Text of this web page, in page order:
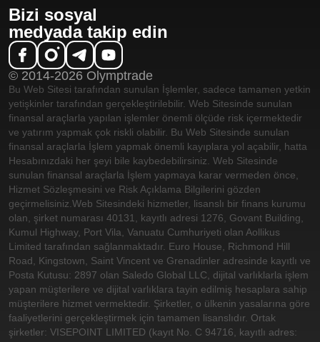
Bizi sosyal
medyada takip edin
© 2014-2026 Olymptrade
Bu Web Sitesi tarafından sunulan İşlemler, sadece tamamen yetkin
yetişkinler tarafından gerçekleştirilebilir. Web Sitesinde sunulan
finansal araçlarla yapılan işlemler önemli ölçüde risk içermektedir
ve yatırım yapmak çok riskli olabilir. Bu Web Sitesinde sunulan
finansal araçlarla İşlem yapmak önemli kayıplara yol açabilir, hatta
Hesabınızdaki her şeyi bile kaybedebilirsiniz. Web Sitesinde
sunulan finansal araçlarla İşlem yapmaya karar vermeden önce,
Hizmet Sözleşmesini ve Risk Açıklama Bilgilerini gözden
geçirmelisiniz. Web Sitesindeki hizmetler, lisanslı bir finans kurumu
olan, şirket numarası 40131, kayıtlı adresi 1276, Govant Building,
Kumul Highway, Port Vila, Vanuatu Cumhuriyeti olan Aollikus
Limited tarafından sağlanmaktadır. Euro House, Richmond Hill
Road, Kingstown, Saint Vincent ve Grenadinler adresinde kayıtlı ve
Posta Kutusu: 2897 olan Saledo Global LLC, dijital varlıklarla işlem
yapan müşterilere ve dijital varlıklara tayin edilmiş hesaplara sahip
müşterilere hizmet vermektedir. Şirketler, o ülkenin yasalarına göre
faaliyetlerini gerçekleştirmek için tamamen lisanslıdır. Ortak
şirketler: VISEPOINT LIMITED (kayıt No. C 94716, kayıtlı adres: